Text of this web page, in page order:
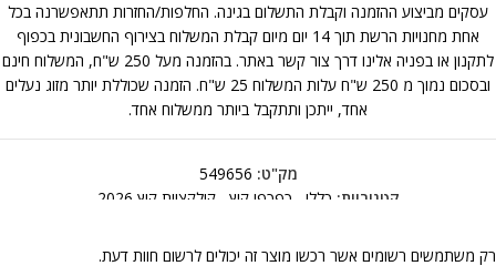
עסקים מביצוע ההזמנה וקבלת התשלום בגינה. החלפות/החזרות תתאפשרנה בכל
אחת מחנויות הרשת תוך 14 יום מיום קבלת המשלוח בצירוף החשבונית בכפוף
לתקנון או בפניה אלינו דרך צור קשר באתר. בהזמנה מעל 250 ש"ח, המשלוח חינם
ובסכום נמוך מ 250 ש"ח עלות המשלוח 25 ש"ח. הזמנה שכוללת יותר מזוג נעלים
אחד, ייתכן ותתקבל ביותר ממשלוח אחד.
מק"ט: 549656
קטגוריות: כללי כפכפי קיץ קולקציית קיץ 2026
רק משתמשים רשומים אשר רכשו מוצר זה יכולים לרשום חוות דעת.